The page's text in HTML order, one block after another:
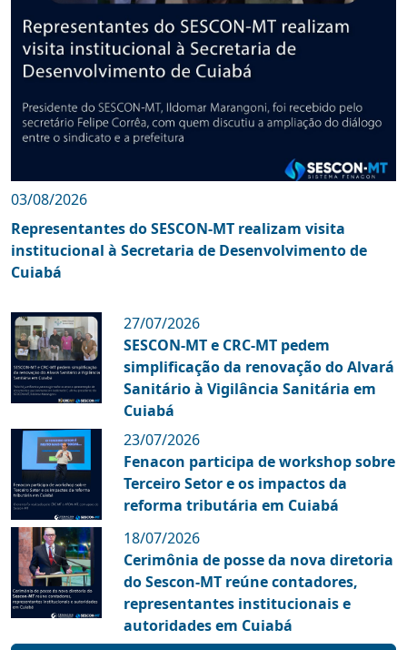
03/08/2026
Representantes do SESCON-MT realizam visita
institucional à Secretaria de Desenvolvimento de
Cuiabá
27/07/2026
SESCON-MT e CRC-MT pedem
simplificação da renovação do Alvará
Sanitário à Vigilância Sanitária em
Cuiabá
23/07/2026
Fenacon participa de workshop sobre
Terceiro Setor e os impactos da
reforma tributária em Cuiabá
18/07/2026
Cerimônia de posse da nova diretoria
do Sescon-MT reúne contadores,
representantes institucionais e
autoridades em Cuiabá